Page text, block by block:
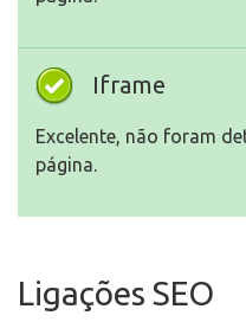
Iframe
Excelente, não foram
página.
Ligações SEO